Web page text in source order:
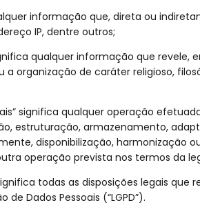
informação que, direta ou
IP, dentre outros;
qualquer informação que
a organização de caráter religioso,
significa qualquer operação
estruturação, armazenamento,
disponibilização, harmonização
operação prevista nos termos da
todas as disposições legais
de Dados Pessoais (“LGPD”).